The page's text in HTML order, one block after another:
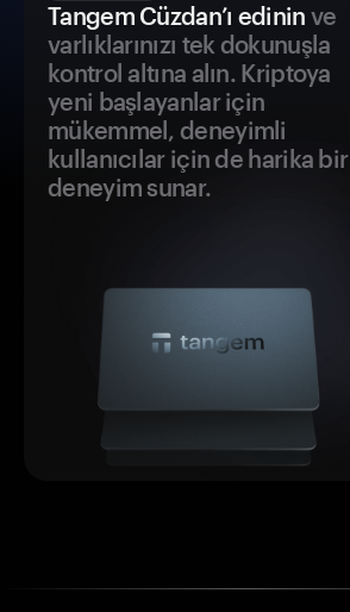
Tangem Cüzdan’ı edinin ve
varlıklarınızı tek dokunuşla
kontrol altına alın. Kriptoya
yeni başlayanlar için
mükemmel, deneyimli
kullanıcılar için de harika bir
deneyim sunar.